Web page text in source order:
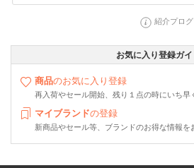
紹介プロ
お気に入り登録ガイ
商品のお気に入り登録
再入荷やセール開始、残り１点の時にいち早
マイブランドの登録
新商品やセール等、ブランドのお得な情報を